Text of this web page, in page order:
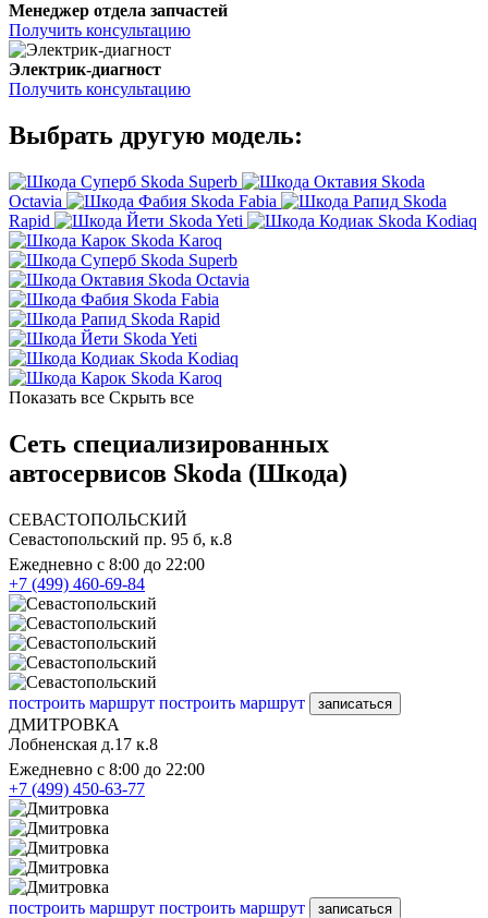
Менеджер отдела запчастей
Получить консультацию
Электрик-диагност
Получить консультацию
Выбрать другую модель:
Skoda Superb
Skoda
Octavia
Skoda Fabia
Skoda
Rapid
Skoda Yeti
Skoda Kodiaq
Skoda Karoq
Skoda Superb
Skoda Octavia
Skoda Fabia
Skoda Rapid
Skoda Yeti
Skoda Kodiaq
Skoda Karoq
Показать все Скрыть все
Сеть специализированных
автосервисов Skoda (Шкода)
СЕВАСТОПОЛЬСКИЙ
Севастопольский пр. 95 б, к.8
Ежедневно с 8:00 до 22:00
+7 (499) 460-69-84
построить маршрут построить маршрут записаться
ДМИТРОВКА
Лобненская д.17 к.8
Ежедневно с 8:00 до 22:00
+7 (499) 450-63-77
построить маршрут построить маршрут записаться